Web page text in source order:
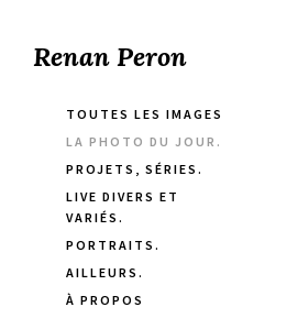
Renan Peron
TOUTES LES IMAGES
LA PHOTO DU JOUR.
PROJETS, SÉRIES.
LIVE DIVERS ET
VARIÉS.
PORTRAITS.
AILLEURS.
À PROPOS